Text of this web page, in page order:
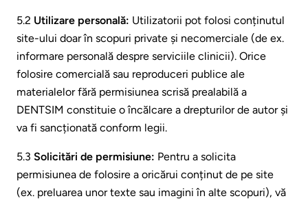
5.2 Utilizare personală: Utilizatorii pot folosi conținutul
site-ului doar în scopuri private și necomerciale (de ex.
informare personală despre serviciile clinicii). Orice
folosire comercială sau reproduceri publice ale
materialelor fără permisiunea scrisă prealabilă a
DENTSIM constituie o încălcare a drepturilor de autor și
va fi sancționată conform legii.
5.3 Solicitări de permisiune: Pentru a solicita
permisiunea de folosire a oricărui conținut de pe site
(ex. preluarea unor texte sau imagini în alte scopuri), vă